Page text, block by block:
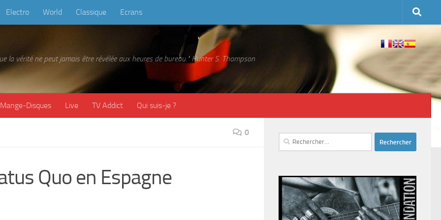
Electro World Classique Ecrans
la vérité ne peut jamais être révélée aux heures de bureau." Hunter S. Thompson
Mange-Disques Live TV Addict Qui suis-je ?
0
Quo en Espagne
Rechercher :